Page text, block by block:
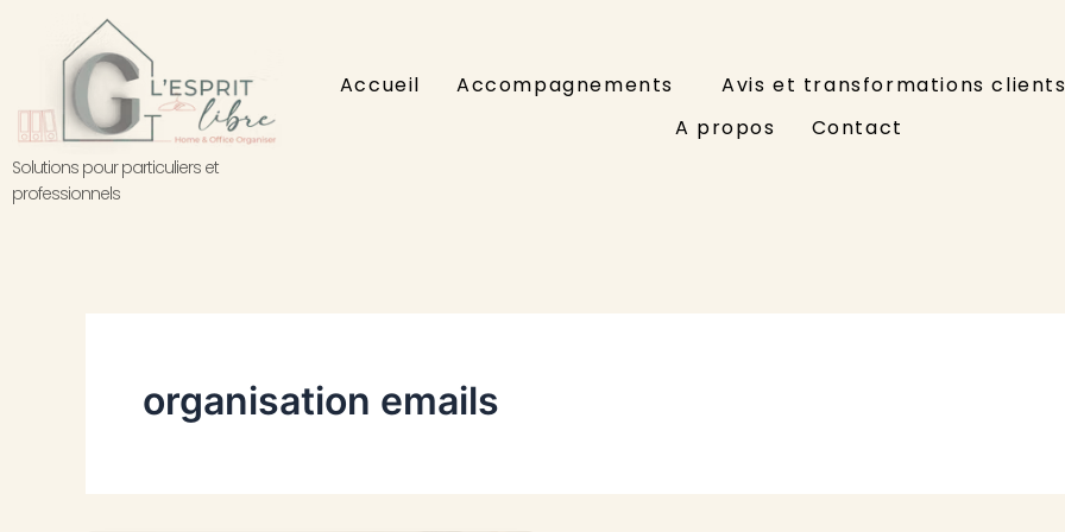
contenu
Solutions pour particuliers et
professionnels
Accueil Accompagnements Avis et transformations clients
A propos
Contact
organisation emails